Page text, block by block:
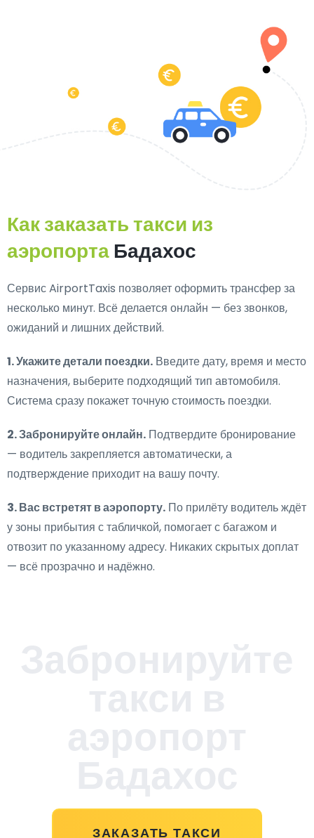
Как заказать такси из
аэропортаБадахос
Сервис AirportTaxis позволяет оформить трансфер за
несколько минут. Всё делается онлайн — без звонков,
ожиданий и лишних действий.
1. Укажите детали поездки. Введите дату, время и место
назначения, выберите подходящий тип автомобиля.
Система сразу покажет точную стоимость поездки.
2. Забронируйте онлайн. Подтвердите бронирование
— водитель закрепляется автоматически, а
подтверждение приходит на вашу почту.
3. Вас встретят в аэропорту. По прилёту водитель ждёт
у зоны прибытия с табличкой, помогает с багажом и
отвозит по указанному адресу. Никаких скрытых доплат
— всё прозрачно и надёжно.
ЗАКАЗАТЬ ТАКСИ